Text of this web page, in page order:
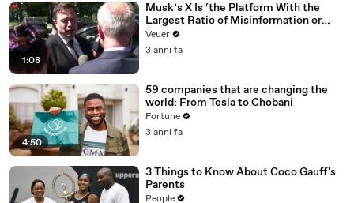
1:08
Musk’s X Is ‘the Platform With the
Largest Ratio of Misinformation or
Disinformation’ Amongst All Social
Media Platforms
Veuer
3 anni fa
4:50
59 companies that are changing the
world: From Tesla to Chobani
Fortune
3 anni fa
3 Things to Know About Coco Gauff's
Parents
People